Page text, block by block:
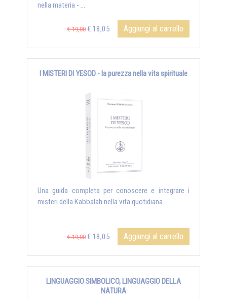
nella materia - ...
€ 19,00 € 18,05 Aggiungi al carrello
I MISTERI DI YESOD - la purezza nella vita spirituale
Una guida completa per conoscere e integrare i
misteri della Kabbalah nella vita quotidiana
€ 19,00 € 18,05 Aggiungi al carrello
LINGUAGGIO SIMBOLICO, LINGUAGGIO DELLA
NATURA